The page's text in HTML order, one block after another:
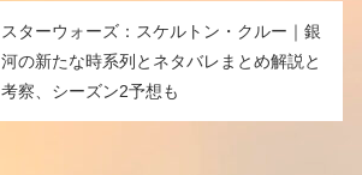
スターウォーズ：スケルトン・クルー｜銀
河の新たな時系列とネタバレまとめ解説と
考察、シーズン2予想も